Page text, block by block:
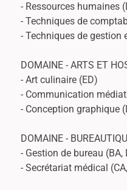
- Ressources humaines
- Techniques de
- Techniques de gestion
DOMAINE - ARTS ET
- Art culinaire (ED)
- Communication
- Conception graphique
DOMAINE -
- Gestion de bureau (BA,
- Secrétariat médical